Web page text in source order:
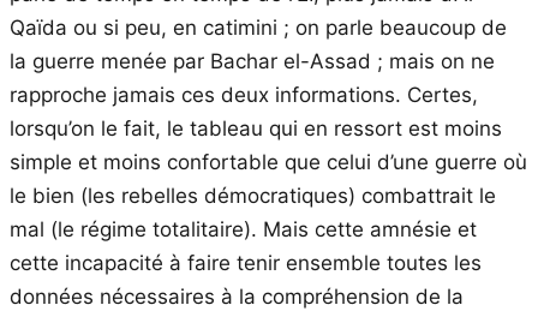
Qaïda ou si peu, en catimini ; on parle beaucoup de
la guerre menée par Bachar el-Assad ; mais on ne
rapproche jamais ces deux informations. Certes,
lorsqu’on le fait, le tableau qui en ressort est moins
simple et moins confortable que celui d’une guerre où
le bien (les rebelles démocratiques) combattrait le
mal (le régime totalitaire). Mais cette amnésie et
cette incapacité à faire tenir ensemble toutes les
données nécessaires à la compréhension de la